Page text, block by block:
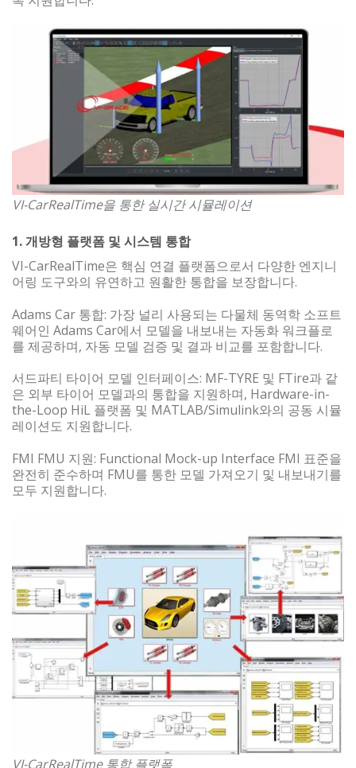
VI-CarRealTime을 통한 실시간 시뮬레이션
1. 개방형 플랫폼 및 시스템 통합
VI-CarRealTime은 핵심 연결 플랫폼으로서 다양한 엔지니
어링 도구와의 유연하고 원활한 통합을 보장합니다.
Adams Car 통합: 가장 널리 사용되는 다물체 동역학 소프트
웨어인 Adams Car에서 모델을 내보내는 자동화 워크플로
를 제공하며, 자동 모델 검증 및 결과 비교를 포함합니다.
서드파티 타이어 모델 인터페이스: MF-TYRE 및 FTire과 같
은 외부 타이어 모델과의 통합을 지원하며, Hardware-in-
the-Loop HiL 플랫폼 및 MATLAB/Simulink와의 공동 시뮬
레이션도 지원합니다.
FMI FMU 지원: Functional Mock-up Interface FMI 표준을
완전히 준수하며 FMU를 통한 모델 가져오기 및 내보내기를
모두 지원합니다.
VI-CarRealTime 통합 플랫폼